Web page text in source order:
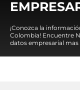
¡Conozca la
Colombia! Encuentre
datos empresarial mas